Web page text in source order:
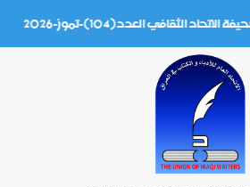
الثقافي العدد(104)-تموز-2026